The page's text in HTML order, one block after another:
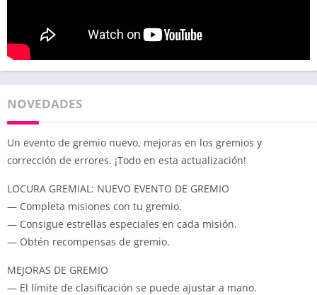
NOVEDADES
Un evento de gremio nuevo, mejoras en los gremios y
corrección de errores. ¡Todo en esta actualización!
LOCURA GREMIAL: NUEVO EVENTO DE GREMIO
— Completa misiones con tu gremio.
— Consigue estrellas especiales en cada misión.
— Obtén recompensas de gremio.
MEJORAS DE GREMIO
— El límite de clasificación se puede ajustar a mano.